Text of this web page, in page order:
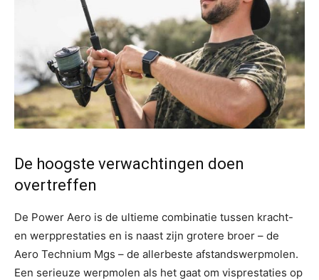
De hoogste verwachtingen doen
overtreffen
De Power Aero is de ultieme combinatie tussen kracht-
en werpprestaties en is naast zijn grotere broer – de
Aero Technium Mgs – de allerbeste afstandswerpmolen.
Een serieuze werpmolen als het gaat om visprestaties op